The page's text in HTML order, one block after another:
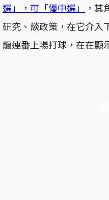
選」，可「優中選」
，
研究、談政策，在它介入
龍連番上場打球，在在顯